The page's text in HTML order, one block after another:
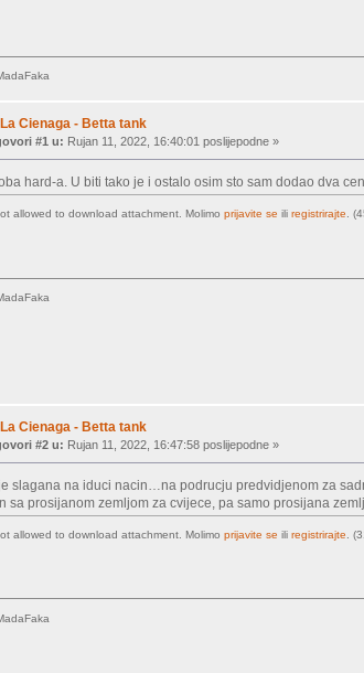
Cienaga - Betta tank
#1 u: Rujan 11, 2022, 16:40:01 poslijepodne »
hard-a. U biti tako je i ostalo osim sto sam dodao dva
allowed to download attachment. Molimo prijavite se ili registrirajte .
Cienaga - Betta tank
#2 u: Rujan 11, 2022, 16:47:58 poslijepodne »
slagana na iduci nacin…na podrucju predvidjenom za
sa prosijanom zemljom za cvijece, pa samo prosijana
allowed to download attachment. Molimo prijavite se ili registrirajte .